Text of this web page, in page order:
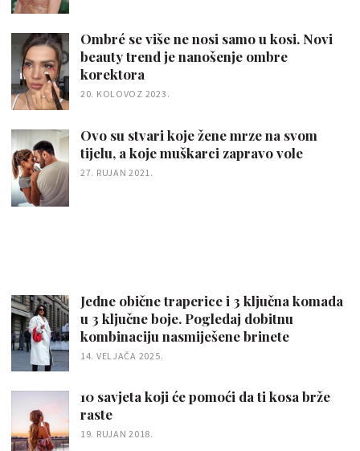
Ombré se više ne nosi samo u kosi. Novi
beauty trend je nanošenje ombre
korektora
20. KOLOVOZ 2023.
Ovo su stvari koje žene mrze na svom
tijelu, a koje muškarci zapravo vole
27. RUJAN 2021.
Jedne obične traperice i 3 ključna komada
u 3 ključne boje. Pogledaj dobitnu
kombinaciju nasmiješene brinete
14. VELJAČA 2025.
10 savjeta koji će pomoći da ti kosa brže
raste
19. RUJAN 2018.